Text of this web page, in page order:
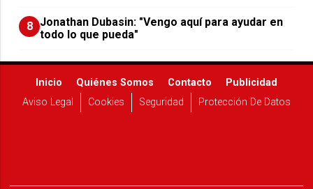
8 Jonathan Dubasin: "Vengo aquí para ayudar en
todo lo que pueda"
Inicio Quiénes Somos Contacto
Publicidad
Aviso Legal
Cookies Seguridad Protección De Datos